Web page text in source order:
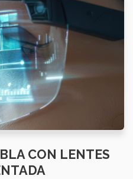
CON LENTES